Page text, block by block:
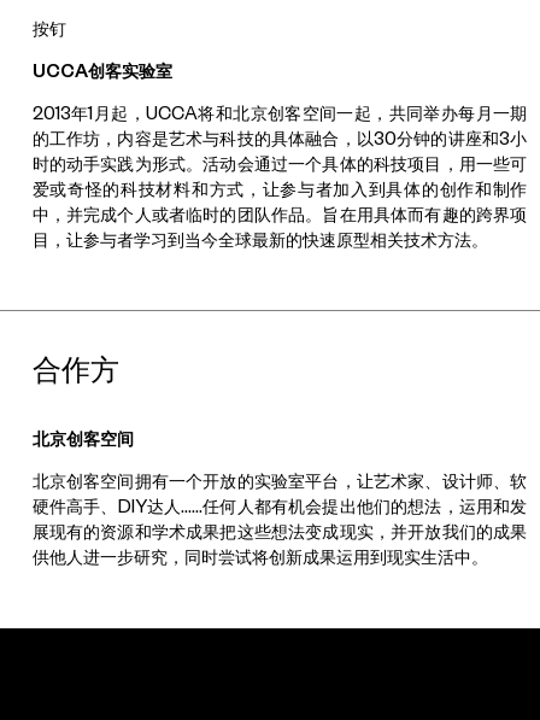
按钉
UCCA创客实验室
2013年1月起，UCCA将和北京创客空间一起，共同举办每月一期
的工作坊，内容是艺术与科技的具体融合，以30分钟的讲座和3小
时的动手实践为形式。活动会通过一个具体的科技项目，用一些可
爱或奇怪的科技材料和方式，让参与者加入到具体的创作和制作
中，并完成个人或者临时的团队作品。旨在用具体而有趣的跨界项
目，让参与者学习到当今全球最新的快速原型相关技术方法。
合作方
北京创客空间
北京创客空间拥有一个开放的实验室平台，让艺术家、设计师、软
硬件高手、DIY达人……任何人都有机会提出他们的想法，运用和发
展现有的资源和学术成果把这些想法变成现实，并开放我们的成果
供他人进一步研究，同时尝试将创新成果运用到现实生活中。